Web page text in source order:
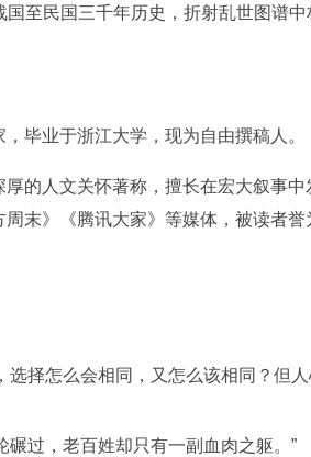
国至民国三千年历史，折射乱世图谱
毕业于浙江大学，现为自由撰稿人。
厚的人文关怀著称，擅长在宏大叙事
末》《腾讯大家》等媒体，被读者
选择怎么会相同，又怎么该相同？但
碾过，老百姓却只有一副血肉之躯。”